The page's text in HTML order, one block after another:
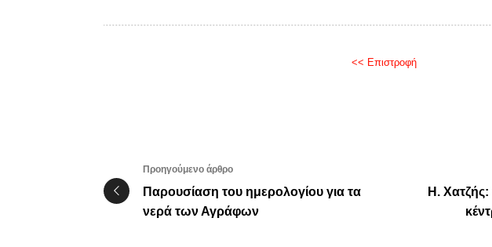
<< Επιστροφή
Προηγούμενο άρθρο
Παρουσίαση του ημερολογίου για τα
νερά των Αγράφων
Η. Χατζής: